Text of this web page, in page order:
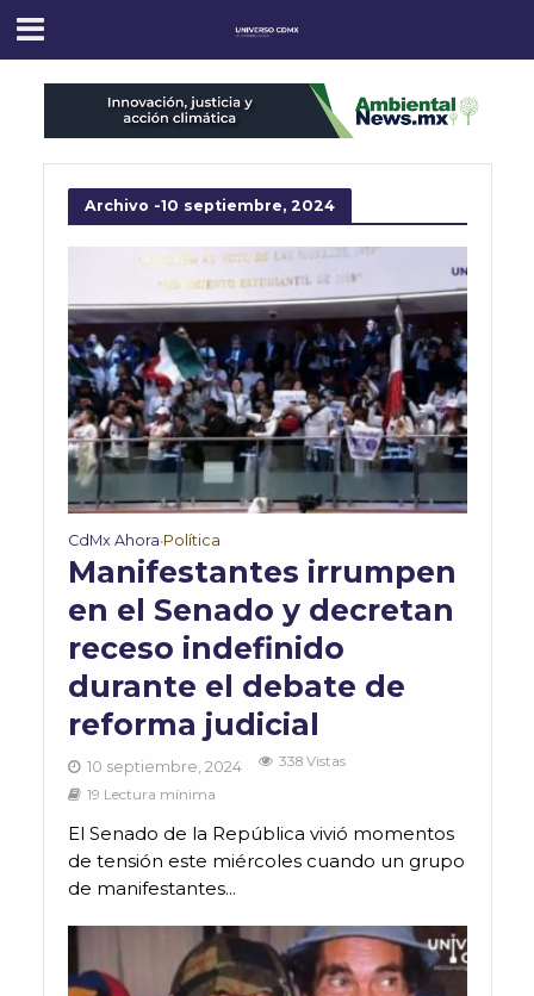
Archivo -10 septiembre, 2024
CdMx Ahora•Política
Manifestantes irrumpen
en el Senado y decretan
receso indefinido
durante el debate de
reforma judicial
10 septiembre, 2024
338 Vistas
19 Lectura mínima
El Senado de la República vivió momentos
de tensión este miércoles cuando un grupo
de manifestantes...